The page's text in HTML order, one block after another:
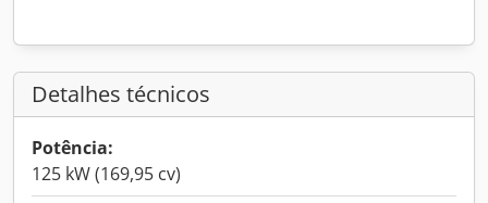
Detalhes técnicos
Potência:
125 kW (169,95 cv)